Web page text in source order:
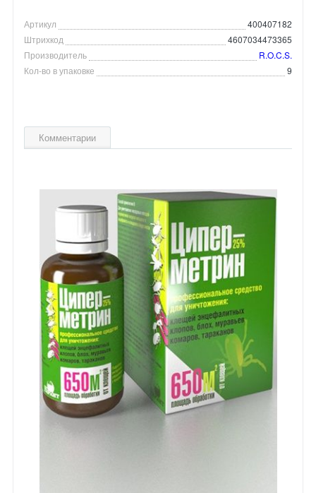
Артикул
400407182
Штрихкод
4607034473365
Производитель
R.O.C.S.
Кол-во в упаковке
9
Комментарии